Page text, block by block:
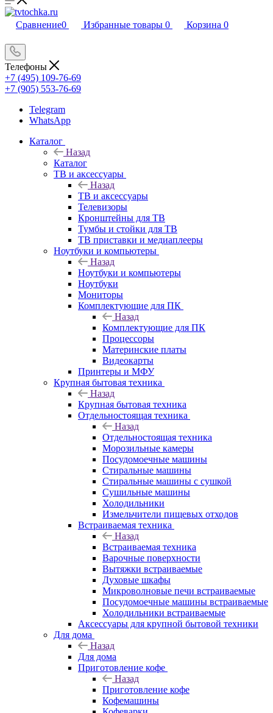
Сравнение0 Избранные товары 0 Корзина 0
Телефоны
+7 (495) 109-76-69
+7 (905) 553-76-69
Telegram
WhatsApp
Каталог
Назад
Каталог
ТВ и аксессуары
Назад
ТВ и аксессуары
Телевизоры
Кронштейны для ТВ
Тумбы и стойки для ТВ
ТВ приставки и медиаплееры
Ноутбуки и компьютеры
Назад
Ноутбуки и компьютеры
Ноутбуки
Мониторы
Комплектующие для ПК
Назад
Комплектующие для ПК
Процессоры
Материнские платы
Видеокарты
Принтеры и МФУ
Крупная бытовая техника
Назад
Крупная бытовая техника
Отдельностоящая техника
Назад
Отдельностоящая техника
Морозильные камеры
Посудомоечные машины
Стиральные машины
Стиральные машины с сушкой
Сушильные машины
Холодильники
Измельчители пищевых отходов
Встраиваемая техника
Назад
Встраиваемая техника
Варочные поверхности
Вытяжки встраиваемые
Духовые шкафы
Микроволновые печи встраиваемые
Посудомоечные машины встраиваемые
Холодильники встраиваемые
Аксессуары для крупной бытовой техники
Для дома
Назад
Для дома
Приготовление кофе
Назад
Приготовление кофе
Кофемашины